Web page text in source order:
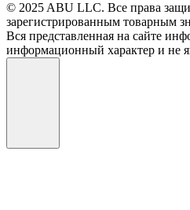
© 2025 ABU LLC. Все права
зарегистрированным товарным
Вся представленная на сайте
информационный характер и не